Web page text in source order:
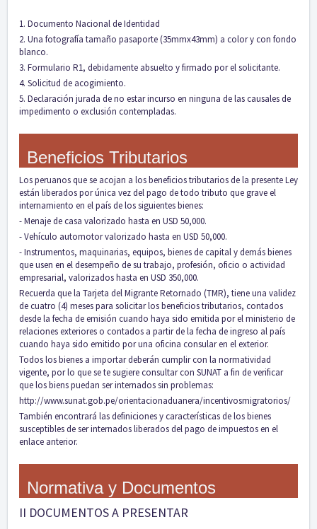
1. Documento Nacional de Identidad
2. Una fotografía tamaño pasaporte (35mmx43mm) a color y con fondo
blanco.
3. Formulario R1, debidamente absuelto y firmado por el solicitante.
4. Solicitud de acogimiento.
5. Declaración jurada de no estar incurso en ninguna de las causales de
impedimento o exclusión contempladas.
Beneficios Tributarios
Los peruanos que se acojan a los beneficios tributarios de la presente Ley
están liberados por única vez del pago de todo tributo que grave el
internamiento en el país de los siguientes bienes:
- Menaje de casa valorizado hasta en USD 50,000.
- Vehículo automotor valorizado hasta en USD 50,000.
- Instrumentos, maquinarias, equipos, bienes de capital y demás bienes
que usen en el desempeño de su trabajo, profesión, oficio o actividad
empresarial, valorizados hasta en USD 350,000.
Recuerda que la Tarjeta del Migrante Retornado (TMR), tiene una validez
de cuatro (4) meses para solicitar los beneficios tributarios, contados
desde la fecha de emisión cuando haya sido emitida por el ministerio de
relaciones exteriores o contados a partir de la fecha de ingreso al país
cuando haya sido emitido por una oficina consular en el exterior.
Todos los bienes a importar deberán cumplir con la normatividad
vigente, por lo que se te sugiere consultar con SUNAT a fin de verificar
que los biens puedan ser internados sin problemas:
http://www.sunat.gob.pe/orientacionaduanera/incentivosmigratorios/
También encontrará las definiciones y características de los bienes
susceptibles de ser internados liberados del pago de impuestos en el
enlace anterior.
Normativa y Documentos
II DOCUMENTOS A PRESENTAR